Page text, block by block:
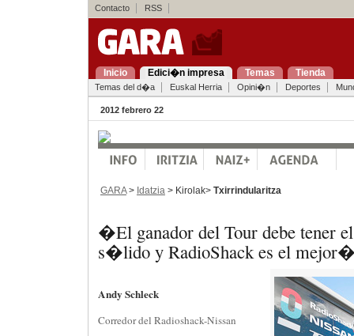
Contacto RSS
Inicio Edici�n impresa Temas Tienda
Temas del d�a Euskal Herria Opini�n Deportes
2012 febrero 22
GARA> Idatzia > Kirolak> Txirrindularitza
�El ganador del Tour debe tener
s�lido y RadioShack es el
Andy Schleck
Corredor del Radioshack-Nissan